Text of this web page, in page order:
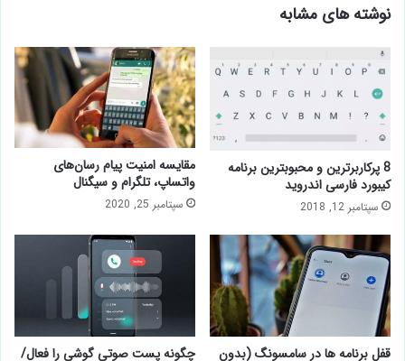
نوشته های مشابه
8 پرکاربرترین و محبوبترین برنامه
کیبورد فارسی اندروید
سپتامبر 12, 2018
مقایسه امنیت پیام ‌رسان‌های
واتساپ، تلگرام و سیگنال
سپتامبر 25, 2020
قفل برنامه ها در سامسونگ (بدون
چگونه پست صوتی گوشی را فعال/